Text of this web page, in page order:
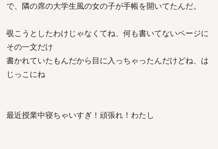
で、隣の席の大学生風の女の子が手帳を開いてたんだ。
覗こうとしたわけじゃなくてね、何も書いてないページに
その一文だけ
書かれていたもんだから目に入っちゃったんだけどね、は
じっこにね
最近授業中寝ちゃいすぎ！頑張れ！わたし